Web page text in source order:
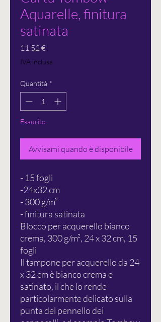
Aquarelle, finitura
satinata
11,52 €Prezzo
IVA inclusa
Quantità *
Esaurito
Avvisami quando è disponibile
- 15 fogli
-24x32 cm
- 300 g/m²
- finitura satinata
Blocco per acquerello bianco
crema, 300 g/m², 24 x 32 cm, 15
fogli
Il tampone per acquerello da 24
x 32 cm è bianco crema e
satinato, il che lo rende
particolarmente delicato sulla
punta del pennello dei